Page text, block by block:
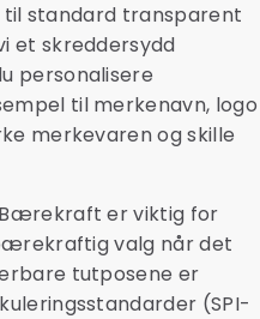
til standard transparent
et skreddersydd
personalisere
til merkenavn, logo
merkevaren og skille
er viktig for
valg når det
tutposene er
(SPI-